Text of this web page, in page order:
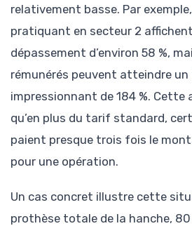
relativement basse. Par
pratiquant en secteur 2
dépassement d’environ 58 %,
rémunérés peuvent atteindre
impressionnant de 184 %. Cette
qu’en plus du tarif standard,
paient presque trois fois le
pour une opération.
Un cas concret illustre cette
prothèse totale de la hanche,